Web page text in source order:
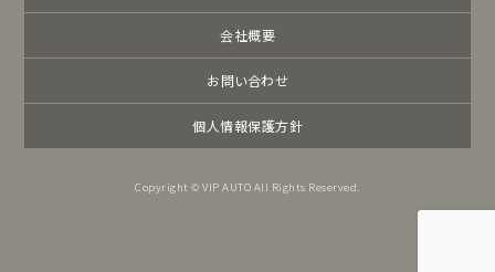
会社概要
お問い合わせ
個人情報保護方針
Copyright © VIP AUTO All Rights Reserved.